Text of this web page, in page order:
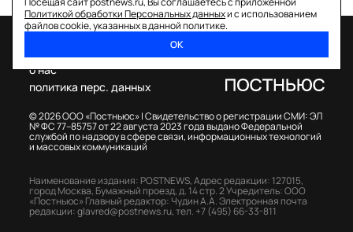
Политикой обработки Персональных данныхи с использованием
файлов cookie, указанных в данной политике.
ОК
© 2026 ООО «Постньюс» |Свидетельство о регистрации СМИ: ЭЛ
№ ФС 77–85757 от 22 августа 2023 года выдано Федеральной
службой по надзору в сфере связи, информационных технологий
и массовых коммуникаций
о нас
политика перс. данных
Наименование издания: POSTNEWS,Адрес редакции: 127015,
город Москва, Бумажный проезд, д. 14 стр. 2Учредитель: ООО
«Постньюс» Главный редактор: Чудин А.А.Электронная почта
редакции:glavred@postnews.ru,тел. +7 (495) 66-33-811